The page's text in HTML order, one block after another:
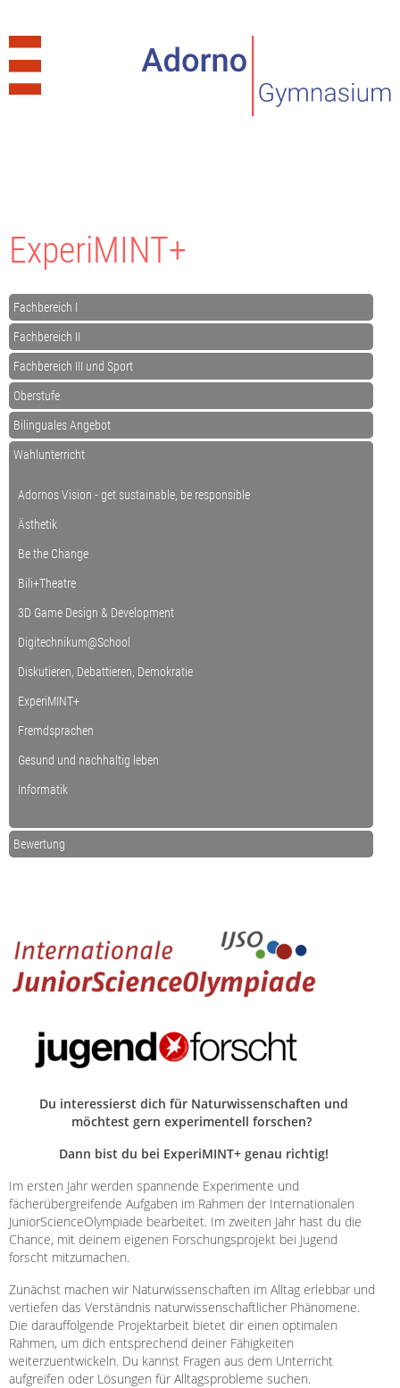
ExperiMINT+
Fachbereich I
Fachbereich II
Fachbereich III und Sport
Oberstufe
Bilinguales Angebot
Wahlunterricht
Adornos Vision - get sustainable, be responsible
Ästhetik
Be the Change
Bili+Theatre
3D Game Design & Development
Digitechnikum@School
Diskutieren, Debattieren, Demokratie
ExperiMINT+
Fremdsprachen
Gesund und nachhaltig leben
Informatik
Bewertung
Du interessierst dich für Naturwissenschaften und
möchtest gern experimentell forschen?
Dann bist du bei ExperiMINT+ genau richtig!
Im ersten Jahr werden spannende Experimente und
fächerübergreifende Aufgaben im Rahmen der Internationalen
JuniorScienceOlympiade bearbeitet. Im zweiten Jahr hast du die
Chance, mit deinem eigenen Forschungsprojekt bei Jugend
forscht mitzumachen.
Zunächst machen wir Naturwissenschaften im Alltag erlebbar und
vertiefen das Verständnis naturwissenschaftlicher Phänomene.
Die darauffolgende Projektarbeit bietet dir einen optimalen
Rahmen, um dich entsprechend deiner Fähigkeiten
weiterzuentwickeln. Du kannst Fragen aus dem Unterricht
aufgreifen oder Lösungen für Alltagsprobleme suchen.